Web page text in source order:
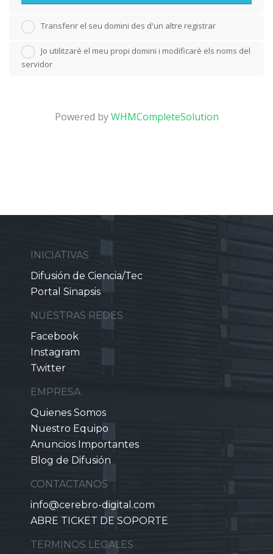
Transferir el seu domini des d'un altre registrar
Jo utilitzaré el meu propi domini i modificaré els noms del
servidor
Powered byWHMCompleteSolution
INICIATIVAS
Difusión de Ciencia/Tec
Portal Sinapsis
NUESTRAS REDES
Facebook
Instagram
Twitter
EMPRESA
Quienes Somos
Nuestro Equipo
Anuncios Importantes
Blog de Difusión
CONTACTANOS
info@cerebro-digital.com
ABRE TICKET DE SOPORTE
TERMINOS LEGALES